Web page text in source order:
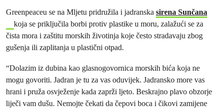
Greenpeaceu se na Mljetu pridružila i jadranska sirena Sunčana
koja se priključila borbi protiv plastike u moru, zalažući se za
čista mora i zaštitu morskih životinja koje često stradavaju zbog
gušenja ili zaplitanja u plastični otpad.
“Dolazim iz dubina kao glasnogovornica morskih bića koja ne
mogu govoriti. Jadran je tu za vas oduvijek. Jadransko more vas
hrani i pruža osvježenje kada zaprži ljeto. Beskrajno plavo obzorje
liječi vam dušu. Nemojte čekati da čepovi boca i čikovi zamijene